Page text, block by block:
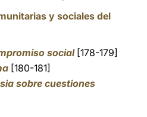
y sociales del
social[178-179]
[180-181]
sobre cuestiones